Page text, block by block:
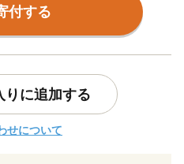
付する
りに追加する
せについて